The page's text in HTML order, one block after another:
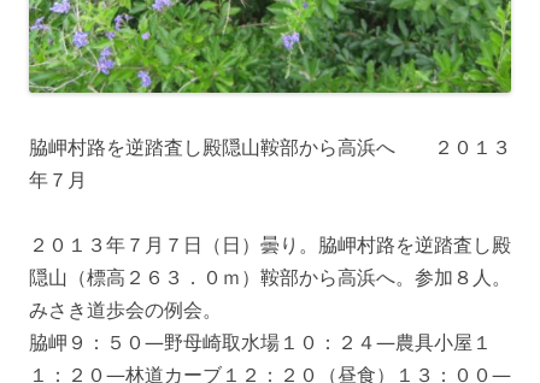
脇岬村路を逆踏査し殿隠山鞍部から高浜へ ２０１３
年７月
２０１３年７月７日（日）曇り。脇岬村路を逆踏査し殿
隠山（標高２６３．０ｍ）鞍部から高浜へ。参加８人。
みさき道歩会の例会。
脇岬９：５０—野母崎取水場１０：２４—農具小屋１
１：２０—林道カーブ１２：２０（昼食）１３：００—